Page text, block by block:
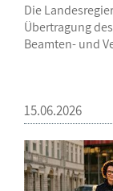
Die
Übertragung
Beamten- und
15.06.2026